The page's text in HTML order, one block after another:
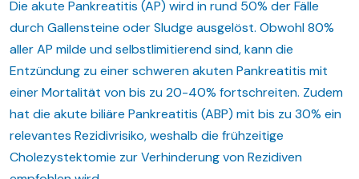
Die akute Pankreatitis (AP) wird in rund 50% der Fälle
durch Gallensteine oder Sludge ausgelöst. Obwohl 80%
aller AP milde und selbstlimitierend sind, kann die
Entzündung zu einer schweren akuten Pankreatitis mit
einer Mortalität von bis zu 20-40% fortschreiten. Zudem
hat die akute biliäre Pankreatitis (ABP) mit bis zu 30% ein
relevantes Rezidivrisiko, weshalb die frühzeitige
Cholezystektomie zur Verhinderung von Rezidiven